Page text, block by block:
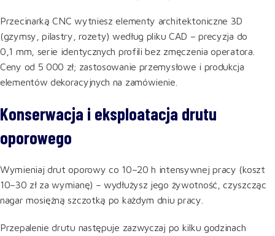
Przecinarką CNC wytniesz elementy architektoniczne 3D
(gzymsy, pilastry, rozety) według pliku CAD – precyzja do
0,1 mm, serie identycznych profili bez zmęczenia operatora.
Ceny od 5 000 zł; zastosowanie przemysłowe i produkcja
elementów dekoracyjnych na zamówienie.
Konserwacja i eksploatacja drutu
oporowego
Wymieniaj drut oporowy co 10–20 h intensywnej pracy (koszt
10–30 zł za wymianę) – wydłużysz jego żywotność, czyszcząc
nagar mosiężną szczotką po każdym dniu pracy.
Przepalenie drutu następuje zazwyczaj po kilku godzinach